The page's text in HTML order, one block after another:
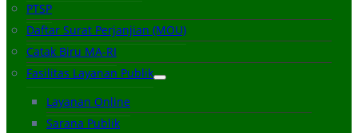
PTSP
Daftar Surat Perjanjian (MOU)
Catak Biru MA-RI
Fasilitas Layanan Publik
Layanan Online
Sarana Publik